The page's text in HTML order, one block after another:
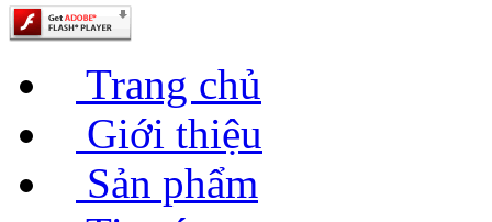
Trang chủ
Giới thiệu
Sản phẩm